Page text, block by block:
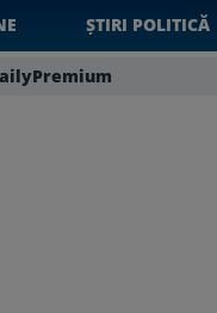
ȘTIRI POLITICĂ